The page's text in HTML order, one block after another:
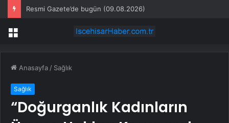
Resmi Gazete’de bugün (09.08.2026)
Menü
Anasayfa / Sağlık
Sağlık
“Doğurganlık Kadınların